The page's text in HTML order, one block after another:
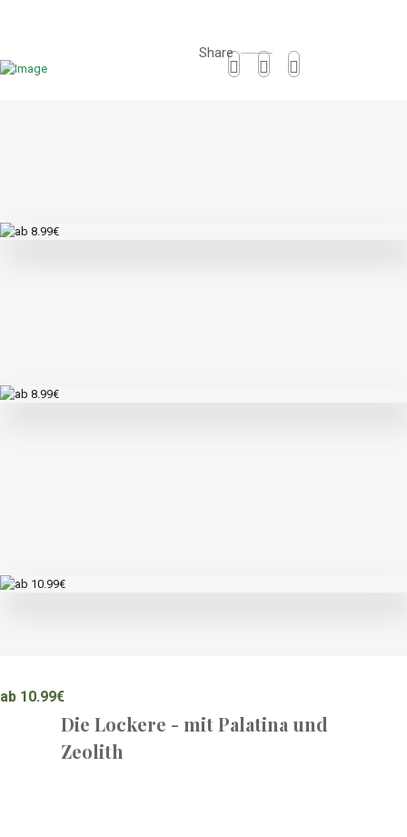
Share
ab 10.99€
Die Lockere - mit Palatina und
Zeolith